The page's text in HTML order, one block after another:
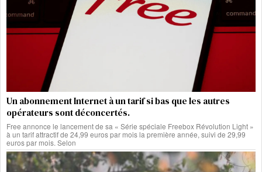
Un abonnement Internet à un tarif si bas que les autres
opérateurs sont déconcertés.
Free annonce le lancement de sa « Série spéciale Freebox Révolution Light »
à un tarif attractif de 24,99 euros par mois la première année, suivi de 29,99
euros par mois. Selon